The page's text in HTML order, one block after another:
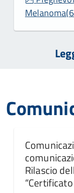
Melanoma(
Rilascio